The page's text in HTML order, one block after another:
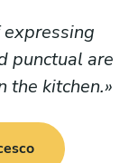
punctual are
the kitchen.